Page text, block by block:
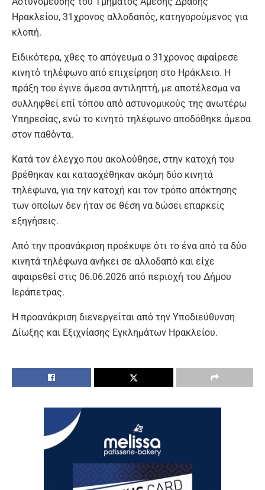
Ηρακλείου, 31χρονος αλλοδαπός, κατηγορούμενος για
κλοπή.
Ειδικότερα, χθες το απόγευμα ο 31χρονος αφαίρεσε
κινητό τηλέφωνο από επιχείρηση στο Ηράκλειο. Η
πράξη του έγινε άμεσα αντιληπτή, με αποτέλεσμα να
συλληφθεί επί τόπου από αστυνομικούς της ανωτέρω
Υπηρεσίας, ενώ το κινητό τηλέφωνο αποδόθηκε άμεσα
στον παθόντα.
Κατά τον έλεγχο που ακολούθησε, στην κατοχή του
βρέθηκαν και κατασχέθηκαν ακόμη δύο κινητά
τηλέφωνα, για την κατοχή και τον τρόπο απόκτησης
των οποίων δεν ήταν σε θέση να δώσει επαρκείς
εξηγήσεις.
Από την προανάκριση προέκυψε ότι το ένα από τα δύο
κινητά τηλέφωνα ανήκει σε αλλοδαπό και είχε
αφαιρεθεί στις 06.06.2026 από περιοχή του Δήμου
Ιεράπετρας.
Η προανάκριση διενεργείται από την Υποδιεύθυνση
Δίωξης και Εξιχνίασης Εγκλημάτων Ηρακλείου.